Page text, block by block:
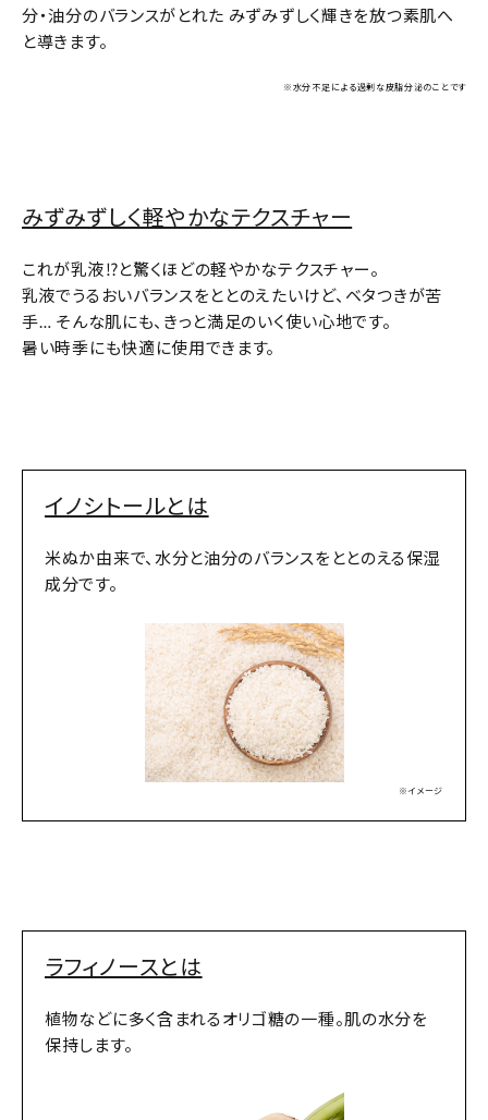
分・油分のバランスがとれた みずみずしく輝きを放つ素肌へ
と導きます。
※水分不足による過剰な皮脂分泌のことです
みずみずしく軽やかなテクスチャー
これが乳液⁉と驚くほどの軽やかなテクスチャー。
乳液でうるおいバランスをととのえたいけど、ベタつきが苦
手… そんな肌にも、きっと満足のいく使い心地です。
暑い時季にも快適に使用できます。
イノシトールとは
米ぬか由来で、水分と油分のバランスをととのえる保湿
成分です。
※イメージ
ラフィノースとは
植物などに多く含まれるオリゴ糖の一種。肌の水分を
保持します。